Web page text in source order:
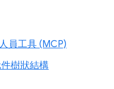
員工具 (MCP)
樹狀結構